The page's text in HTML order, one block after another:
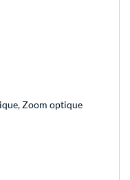
Zoom optique